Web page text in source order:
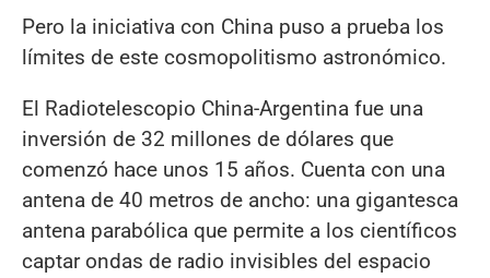
Pero la iniciativa con China puso a prueba los
límites de este cosmopolitismo astronómico.
El Radiotelescopio China-Argentina fue una
inversión de 32 millones de dólares que
comenzó hace unos 15 años. Cuenta con una
antena de 40 metros de ancho: una gigantesca
antena parabólica que permite a los científicos
captar ondas de radio invisibles del espacio